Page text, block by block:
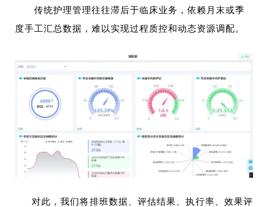
传统护理管理往往滞后于临床业务，依赖月末或季
度手工汇总数据，难以实现过程质控和动态资源调配。
对此，我们将排班数据、评估结果、执行率、效果评